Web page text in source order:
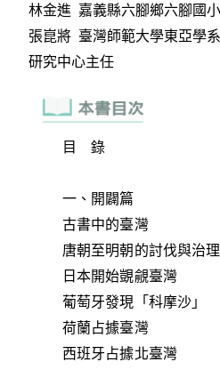
目 錄
一、開闢篇
古書中的臺灣
唐朝至明朝的討伐與治理
日本開始覬覦臺灣
葡萄牙發現「科摩沙」
荷蘭占據臺灣
西班牙占據北臺灣